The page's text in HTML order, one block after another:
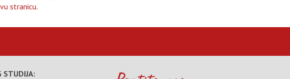
stranicu.
STUDIJA: